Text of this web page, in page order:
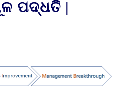
ପଦ୍ଧତି |